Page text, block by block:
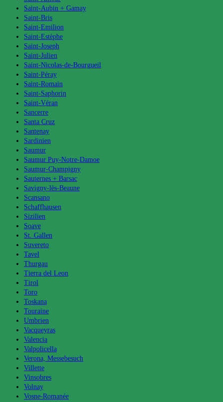
Saint-Aubin + Gamay
Saint-Bris
Saint-Emilion
Saint-Estèphe
Saint-Joseph
Saint-Julien
Saint-Nicolas-de-Bourgueil
Saint-Péray
Saint-Romain
Saint-Saphorin
Saint-Véran
Sancerre
Santa Cruz
Santenay
Sardinien
Saumur
Saumur Puy-Notre-Damoe
Saumur-Champigny
Sauternes + Barsac
Savigny-lès-Beaune
Scansano
Schaffhausen
Sizilien
Soave
St. Gallen
Suvereto
Tavel
Thurgau
Tierra del Leon
Tirol
Toro
Toskana
Touraine
Umbrien
Vacqueyras
Valencia
Valpolicella
Verona, Messebesuch
Villette
Vinsobres
Volnay
Vosne-Romanée